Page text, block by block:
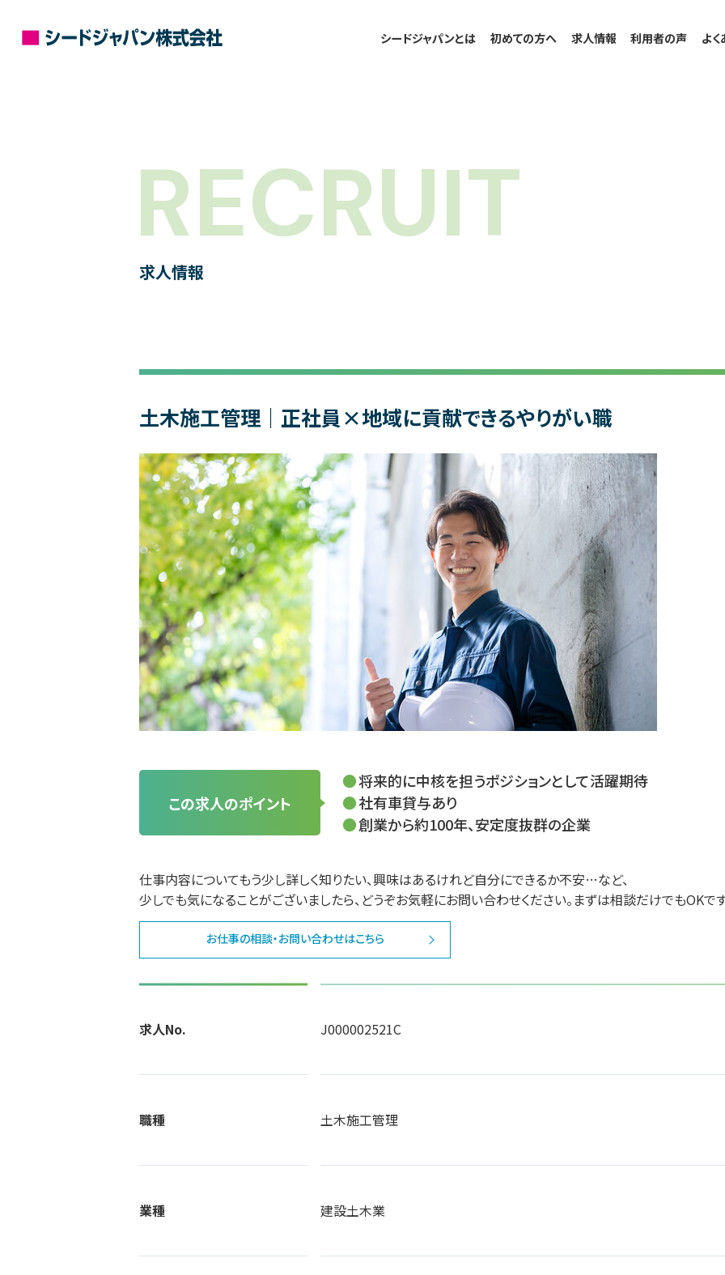
シードジャパンとは 初めての方へ 求人情報 利用者の声 よ
RECRUIT
求人情報
土木施工管理｜正社員×地域に貢献できるやりがい職
この求人のポイント
将来的に中核を担うポジションとして活躍期待
社有車貸与あり
創業から約100年、安定度抜群の企業
仕事内容についてもう少し詳しく知りたい、興味はあるけれど自分にできるか不安…など、
少しでも気になることがございましたら、どうぞお気軽にお問い合わせください。まずは相談だけでもOKで
お仕事の相談・お問い合わせはこちら
求人No. J000002521C
職種 土木施工管理
業種 建設土木業